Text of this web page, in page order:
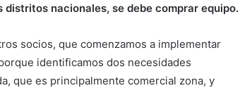
distritos nacionales, se debe comprar equipo.
socios, que comenzamos a implementar
identificamos dos necesidades
que es principalmente comercial zona, y